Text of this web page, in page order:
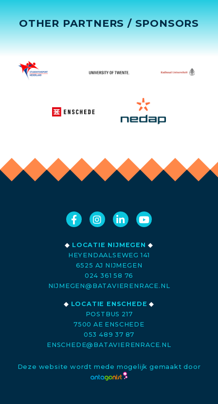
OTHER PARTNERS / SPONSORS
◆ LOCATIE NIJMEGEN ◆
HEYENDAALSEWEG 141
6525 AJ NIJMEGEN
024 361 58 76
NIJMEGEN@BATAVIERENRACE.NL
◆ LOCATIE ENSCHEDE ◆
POSTBUS 217
7500 AE ENSCHEDE
053 489 37 87
ENSCHEDE@BATAVIERENRACE.NL
Deze website wordt mede mogelijk gemaakt door